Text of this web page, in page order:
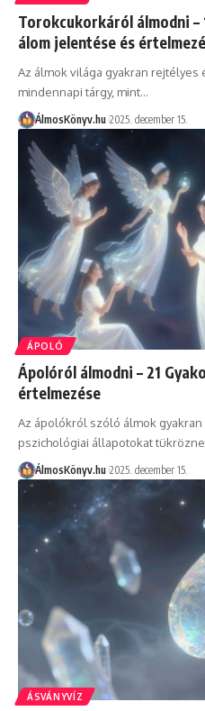
Torokcukorkáról álmodni
álom jelentése és
Az álmok világa gyakran rejtélyes
mindennapi tárgy, mint…
ÁlmosKönyv.hu 2025. december 15.
ÁPOLÓ
Ápolóról álmodni – 21
értelmezése
Az ápolókról szóló álmok
pszichológiai állapotokat
ÁlmosKönyv.hu 2025. december 15.
ÁSVÁNYVÍZ